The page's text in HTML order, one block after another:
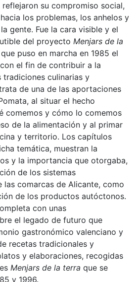
su compromiso social,
los problemas, los anhelos y
gente. Fue la cara visible y el
del proyecto Menjars de la
puso en marcha en 1985 el
el fin de contribuir a la
tradiciones culinarias y
de una de las aportaciones
al situar el hecho
comemos y cómo lo comemos
de la alimentación y al primar
y territorio. Los capítulos
temática, muestran la
y la importancia que otorgaba,
de los sistemas
las comarcas de Alicante, como
de los productos autóctonos.
con unas
el legado de futuro que
gastronómico valenciano y
recetas tradicionales y
y elaboraciones, recogidas
Menjars de la terra que se
y 1996.